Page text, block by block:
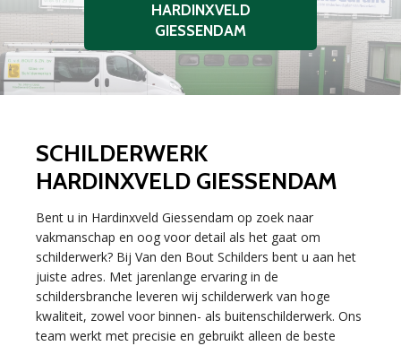
HARDINXVELD
GIESSENDAM
SCHILDERWERK
HARDINXVELD GIESSENDAM
Bent u in Hardinxveld Giessendam op zoek naar
vakmanschap en oog voor detail als het gaat om
schilderwerk? Bij Van den Bout Schilders bent u aan het
juiste adres. Met jarenlange ervaring in de
schildersbranche leveren wij schilderwerk van hoge
kwaliteit, zowel voor binnen- als buitenschilderwerk. Ons
team werkt met precisie en gebruikt alleen de beste